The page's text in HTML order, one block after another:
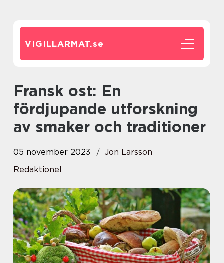
VIGILLARMAT.se
Fransk ost: En
fördjupande utforskning
av smaker och traditioner
05 november 2023
Jon Larsson
Redaktionel